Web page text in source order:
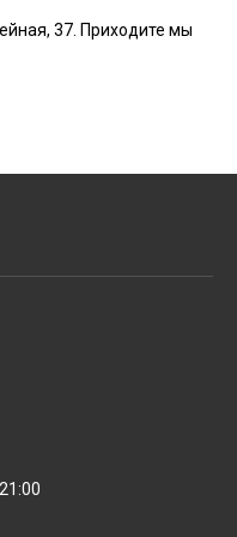
37. Приходите мы